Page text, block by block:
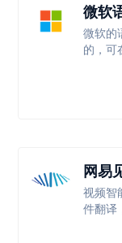
微软
微软的
的，可
网易
视频智
件翻译